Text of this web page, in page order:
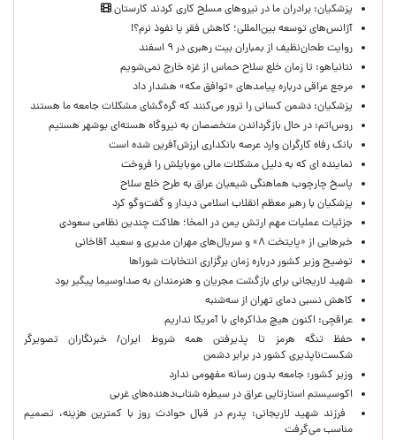
پزشکیان: برادران ما در نیروهای مسلح کاری کردند کارستان
آژانس‌های توسعه بین‌المللی؛ کاهش فقر یا نفوذ نرم؟!
روایت طحان‌نظیف از بمباران بیت رهبری در ۹ اسفند
نتانیاهو: تا زمان خلع سلاح حماس از غزه خارج نمی‌شویم
مرجع عراقی درباره پیامدهای «توافق مکه» هشدار داد
پزشکیان: دشمن کسانی را ترور می‌کنند که گره‌گشای مشکلات جامعه ما هستند
روس‌اتم: در حال بازگرداندن متخصصان به نیروگاه هسته‌ای بوشهر هستیم
بانک رفاه کارگران وارد عرصه بانکداری ارزش‌آفرین شده است
نماینده ای که به دلیل مشکلات مالی موبایلش را فروخت
پاسخ چارچوب هماهنگی شیعیان عراق به طرح خلع سلاح
پزشکیان با رهبر معظم انقلاب اسلامی دیدار و گفت‌وگو کرد
جزئیات عملیات مهم ارتش یمن در المخا؛ هلاکت چندین نظامی سعودی
خبرهایی از «پایتخت ۸» و سریال‌های مهران مدیری و سعید آقاخانی
توضیح وزیر کشور درباره زمان برگزاری انتخابات شوراها
شهید لاریجانی برای بازگشت مجریان و هنرمندان به صداوسیما پیگیر بود
کاهش نسبی دمای تهران از سه‌شنبه
عراقچی: اکنون هیچ مذاکره‌ای با آمریکا نداریم
حفظ تنگه هرمز تا پذیرفتن همه شروط ایران/ خبرنگاران تصویرگر
شکست‌ناپذیری کشور در برابر دشمن
وزیر کشور: جامعه بدون رسانه مفهومی ندارد
اکوسیستم استارتاپی عراق در سیطره شتاب‌دهنده‌‌های غربی
فرزند شهید لاریجانی: پدرم در قبال حوادث روز با کمترین هزینه، تصمیم
مناسب می‌گرفت